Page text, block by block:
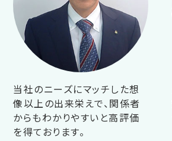
当社のニーズにマッチした想
像以上の出来栄えで、関係者
からもわかりやすいと高評価
を得ております。